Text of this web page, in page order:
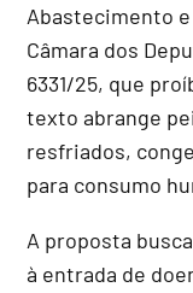
Abastecimento
Câmara dos
6331/25, que
texto abrange
resfriados,
para consumo
A proposta
à entrada de